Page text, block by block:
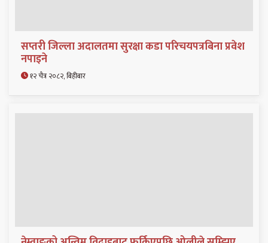
सप्तरी जिल्ला अदालतमा सुरक्षा कडा परिचयपत्रबिना प्रवेश
नपाइने
१२ चैत्र २०८२, बिहीबार